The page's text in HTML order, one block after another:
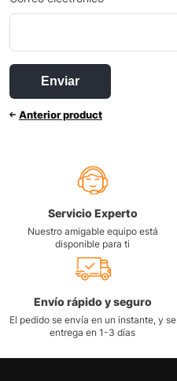
Anterior product
Servicio Experto
Nuestro amigable equipo está
disponible para ti
Envío rápido y seguro
El pedido se envía en un instante, y se
entrega en 1-3 días